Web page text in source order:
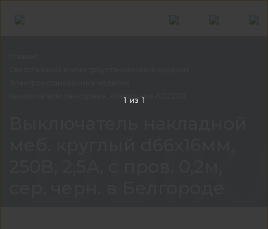
Выключатели сенсорные, клавишные
1 из 1